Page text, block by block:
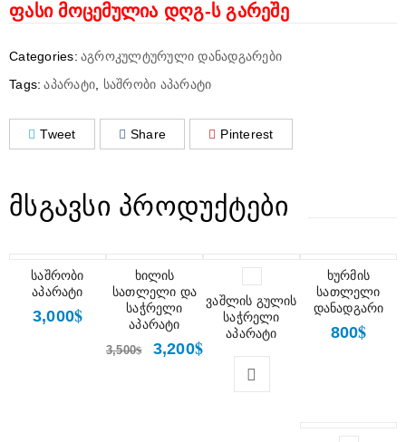
ფასი მოცემულია დღგ-ს გარეშე
Categories: აგროკულტურული დანადგარები
Tags: აპარატი საშრობი აპარატი
Tweet Share Pinterest
ᲛᲡᲒᲐᲕᲡᲘ ᲞᲠᲝᲓᲣᲥᲢᲔᲑᲘ
საშრობი
აპარატი
3,000$
ᲤᲐᲡᲓᲐᲙᲚᲔᲑᲐ
ხილის
სათლელი და
საჭრელი
აპარატი
3,500$ 3,200$
ვაშლის გულის
საჭრელი
აპარატი
ხურმის
სათლელი
დანადგარი
800$